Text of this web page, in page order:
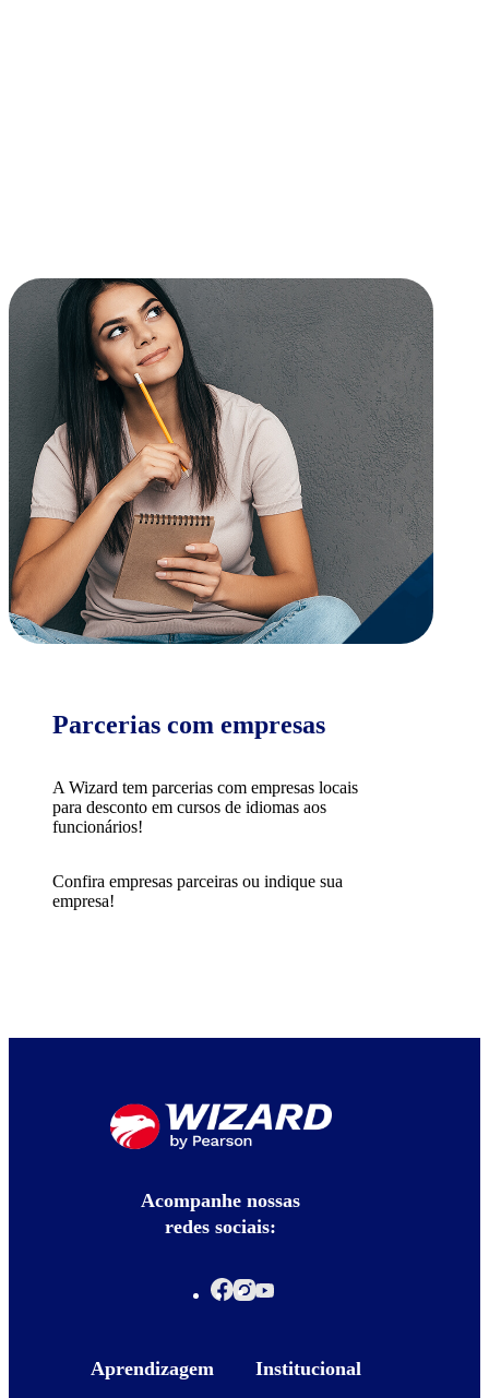
Parcerias com empresas
A Wizard tem parcerias com empresas locais
para desconto em cursos de idiomas aos
funcionários!
Confira empresas parceiras ou indique sua
empresa!
Acompanhe nossas
redes sociais:
Aprendizagem Institucional